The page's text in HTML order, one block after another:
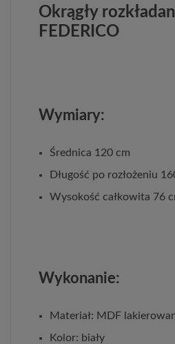
Okrągły
FEDERICO
Wymiary:
Średnica 120 cm
Długość po rozłożeniu
Wysokość całkowita 76
Wykonanie:
Materiał: MDF
Kolor: biały